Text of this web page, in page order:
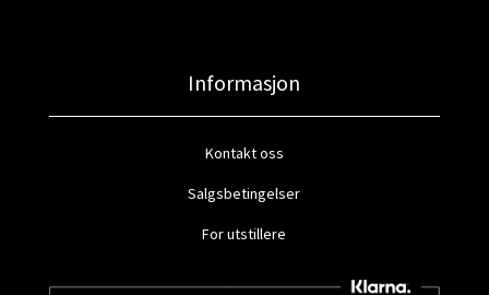
Informasjon
Kontakt oss
Salgsbetingelser
For utstillere